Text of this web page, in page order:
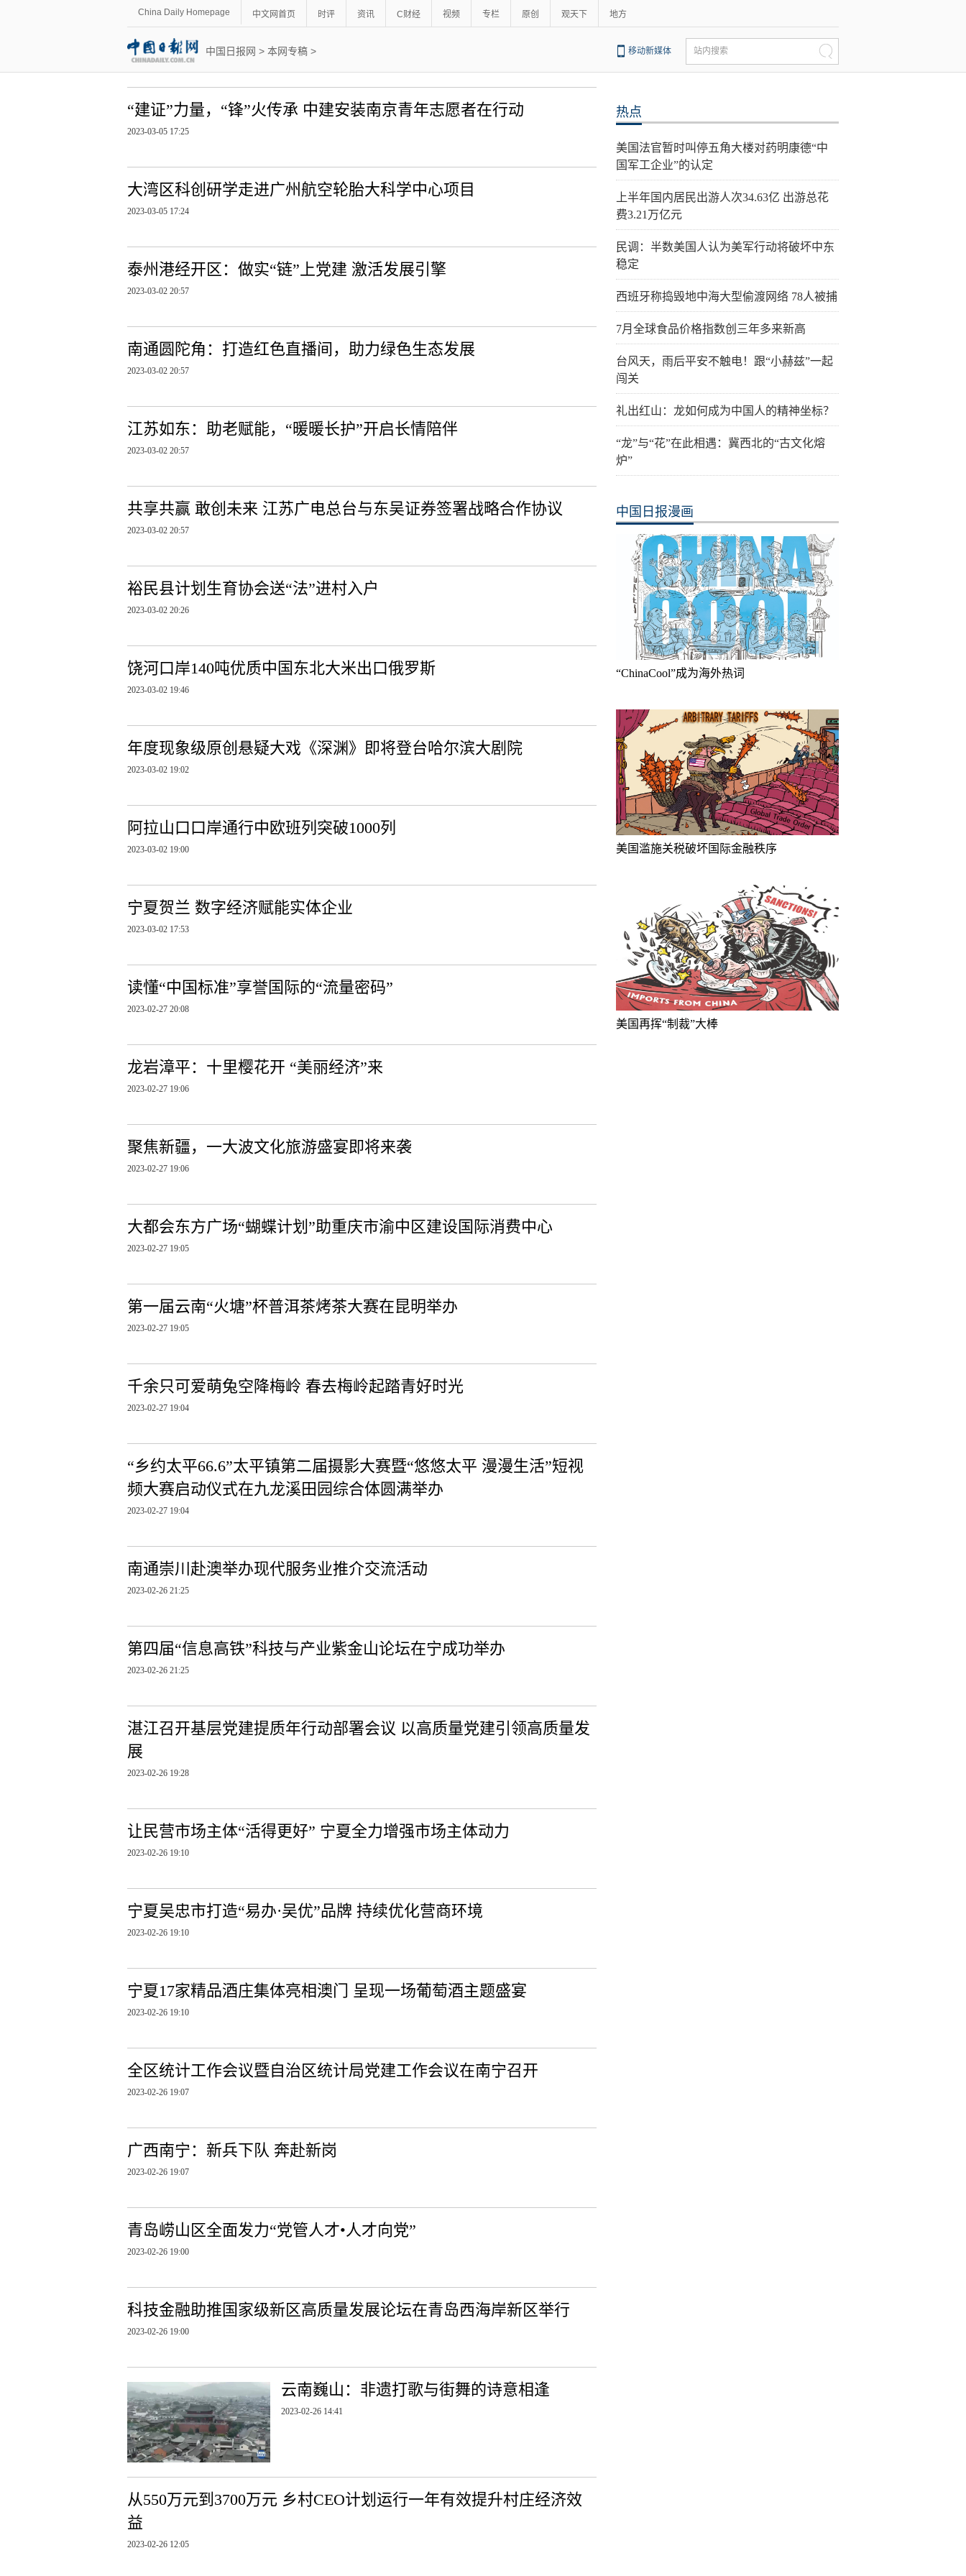
China Daily Homepage 中文网首页 时评 资讯 C财经 视频 专栏 原创 观天下 地方
中国日报网 > 本网专稿> 移动新媒体 站内搜索
“建证”力量，“锋”火传承 中建安装南京青年志愿者在行动
2023-03-05 17:25
大湾区科创研学走进广州航空轮胎大科学中心项目
2023-03-05 17:24
泰州港经开区：做实“链”上党建 激活发展引擎
2023-03-02 20:57
南通圆陀角：打造红色直播间，助力绿色生态发展
2023-03-02 20:57
江苏如东：助老赋能，“暖暖长护”开启长情陪伴
2023-03-02 20:57
共享共赢 敢创未来 江苏广电总台与东吴证券签署战略合作协议
2023-03-02 20:57
裕民县计划生育协会送“法”进村入户
2023-03-02 20:26
饶河口岸140吨优质中国东北大米出口俄罗斯
2023-03-02 19:46
年度现象级原创悬疑大戏《深渊》即将登台哈尔滨大剧院
2023-03-02 19:02
阿拉山口口岸通行中欧班列突破1000列
2023-03-02 19:00
宁夏贺兰 数字经济赋能实体企业
2023-03-02 17:53
读懂“中国标准”享誉国际的“流量密码”
2023-02-27 20:08
龙岩漳平：十里樱花开 “美丽经济”来
2023-02-27 19:06
聚焦新疆，一大波文化旅游盛宴即将来袭
2023-02-27 19:06
大都会东方广场“蝴蝶计划”助重庆市渝中区建设国际消费中心
2023-02-27 19:05
第一届云南“火塘”杯普洱茶烤茶大赛在昆明举办
2023-02-27 19:05
千余只可爱萌兔空降梅岭 春去梅岭起踏青好时光
2023-02-27 19:04
“乡约太平66.6”太平镇第二届摄影大赛暨“悠悠太平 漫漫生活”短视
频大赛启动仪式在九龙溪田园综合体圆满举办
2023-02-27 19:04
南通崇川赴澳举办现代服务业推介交流活动
2023-02-26 21:25
第四届“信息高铁”科技与产业紫金山论坛在宁成功举办
2023-02-26 21:25
湛江召开基层党建提质年行动部署会议 以高质量党建引领高质量发
展
2023-02-26 19:28
让民营市场主体“活得更好” 宁夏全力增强市场主体动力
2023-02-26 19:10
宁夏吴忠市打造“易办·吴优”品牌 持续优化营商环境
2023-02-26 19:10
宁夏17家精品酒庄集体亮相澳门 呈现一场葡萄酒主题盛宴
2023-02-26 19:10
全区统计工作会议暨自治区统计局党建工作会议在南宁召开
2023-02-26 19:07
广西南宁：新兵下队 奔赴新岗
2023-02-26 19:07
青岛崂山区全面发力“党管人才•人才向党”
2023-02-26 19:00
科技金融助推国家级新区高质量发展论坛在青岛西海岸新区举行
2023-02-26 19:00
云南巍山：非遗打歌与街舞的诗意相逢
2023-02-26 14:41
从550万元到3700万元 乡村CEO计划运行一年有效提升村庄经济效
益
2023-02-26 12:05
热点
美国法官暂时叫停五角大楼对药明康德“中
国军工企业”的认定
上半年国内居民出游人次34.63亿 出游总花
费3.21万亿元
民调：半数美国人认为美军行动将破坏中东
稳定
西班牙称捣毁地中海大型偷渡网络 78人被捕
7月全球食品价格指数创三年多来新高
台风天，雨后平安不触电！跟“小赫兹”一起
闯关
礼出红山：龙如何成为中国人的精神坐标？
“龙”与“花”在此相遇：冀西北的“古文化熔
炉”
中国日报漫画
“ChinaCool”成为海外热词
美国滥施关税破坏国际金融秩序
美国再挥“制裁”大棒